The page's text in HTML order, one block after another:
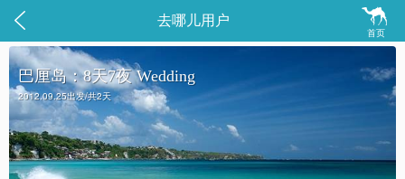
 
首页
去哪儿用户
巴厘岛：8天7夜 Wedding
2012.09.25出发/共2天